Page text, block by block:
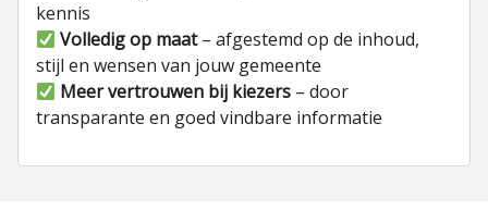
kennis
Volledig op maat– afgestemd op de inhoud,
stijl en wensen van jouw gemeente
Meer vertrouwen bij kiezers – door
transparante en goed vindbare informatie